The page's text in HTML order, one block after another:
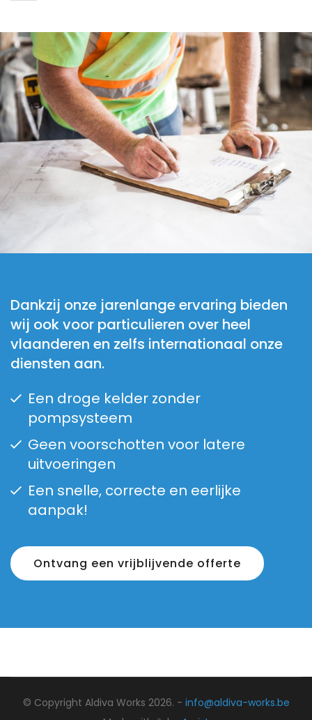
Dankzij onze jarenlange ervaring bieden
wij ook voor particulieren over heel
vlaanderen en zelfs internationaal onze
diensten aan.
Een droge kelder zonder
pompsysteem
Geen voorschotten voor latere
uitvoeringen
Een snelle, correcte en eerlijke
aanpak!
Ontvang een vrijblijvende offerte
© Copyright Aldiva Works 2026. - info@aldiva-works.be